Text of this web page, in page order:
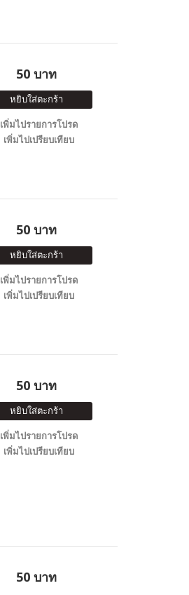
50 บาท
หยิบใส่ตะกร้า
เพิ่มไปรายการโปรด
เพิ่มไปเปรียบเทียบ
50 บาท
หยิบใส่ตะกร้า
เพิ่มไปรายการโปรด
เพิ่มไปเปรียบเทียบ
50 บาท
หยิบใส่ตะกร้า
เพิ่มไปรายการโปรด
เพิ่มไปเปรียบเทียบ
50 บาท